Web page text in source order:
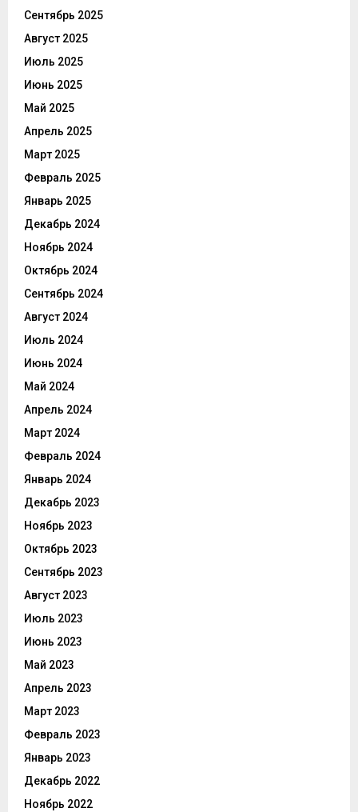
Сентябрь 2025
Август 2025
Июль 2025
Июнь 2025
Май 2025
Апрель 2025
Март 2025
Февраль 2025
Январь 2025
Декабрь 2024
Ноябрь 2024
Октябрь 2024
Сентябрь 2024
Август 2024
Июль 2024
Июнь 2024
Май 2024
Апрель 2024
Март 2024
Февраль 2024
Январь 2024
Декабрь 2023
Ноябрь 2023
Октябрь 2023
Сентябрь 2023
Август 2023
Июль 2023
Июнь 2023
Май 2023
Апрель 2023
Март 2023
Февраль 2023
Январь 2023
Декабрь 2022
Ноябрь 2022